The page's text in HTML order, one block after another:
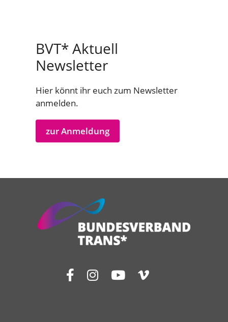
BVT* Aktuell
Newsletter
Hier könnt ihr euch zum Newsletter
anmelden.
zur Anmeldung